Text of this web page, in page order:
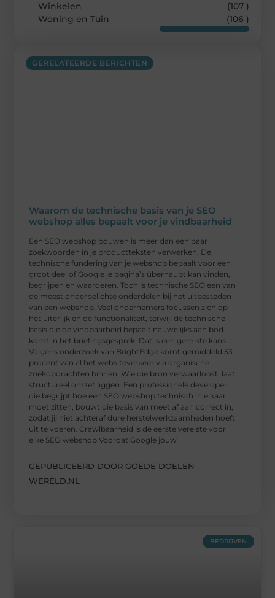
GERELATEERDE BERICHTEN
Waarom de technische basis van je SEO
webshop alles bepaalt voor je vindbaarheid
Een SEO webshop bouwen is meer dan een paar
zoekwoorden in je productteksten verwerken. De
technische fundering van je webshop bepaalt voor een
groot deel of Google je pagina’s überhaupt kan vinden,
begrijpen en waarderen. Toch is technische SEO een van
de meest onderbelichte onderdelen bij het uitbesteden
van een webshop. Veel ondernemers focussen zich op
het uiterlijk en de functionaliteit, terwijl de technische
basis die de vindbaarheid bepaalt nauwelijks aan bod
komt in het briefingsgesprek. Dat is een gemiste kans.
Volgens onderzoek van BrightEdge komt gemiddeld 53
procent van al het websiteverkeer via organische
zoekopdrachten binnen. Wie die bron verwaarloost, laat
structureel omzet liggen. Een professionele developer
die begrijpt hoe een SEO webshop technisch in elkaar
moet zitten, bouwt die basis van meet af aan correct in,
zodat jij niet achteraf dure herstelwerkzaamheden hoeft
uit te voeren. Crawlbaarheid is de eerste vereiste voor
elke SEO webshop Voordat Google jouw
GEPUBLICEERD DOOR GOEDE DOELEN
WERELD.NL
Winkelen
(107 )
Woning en Tuin
(106 )
BEDRIJVEN